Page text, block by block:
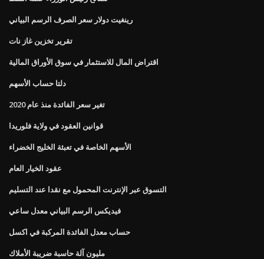
رينغيت دولار سعر الصرف الرسم البياني
تقرير تخزين غاز نات
اقتراض المال للاستثمار في سوق الأوراق المالية
دلتا حساب الأسهم
تغير سعر الفائدة منذ عام 2020
قوانين العقود في ولاية فلوريدا
الأسهم الخاصة في تعبئة الخليج الخضراء
عقود الخيار العام
التسوق عبر الإنترنت المحمول مع نقدا عند التسليم
فيديكس الرسم البياني معدل ساعي
حساب معدل الفائدة المركبة في اكسل
مليون آلة حاسبة ضريبة الأملاك